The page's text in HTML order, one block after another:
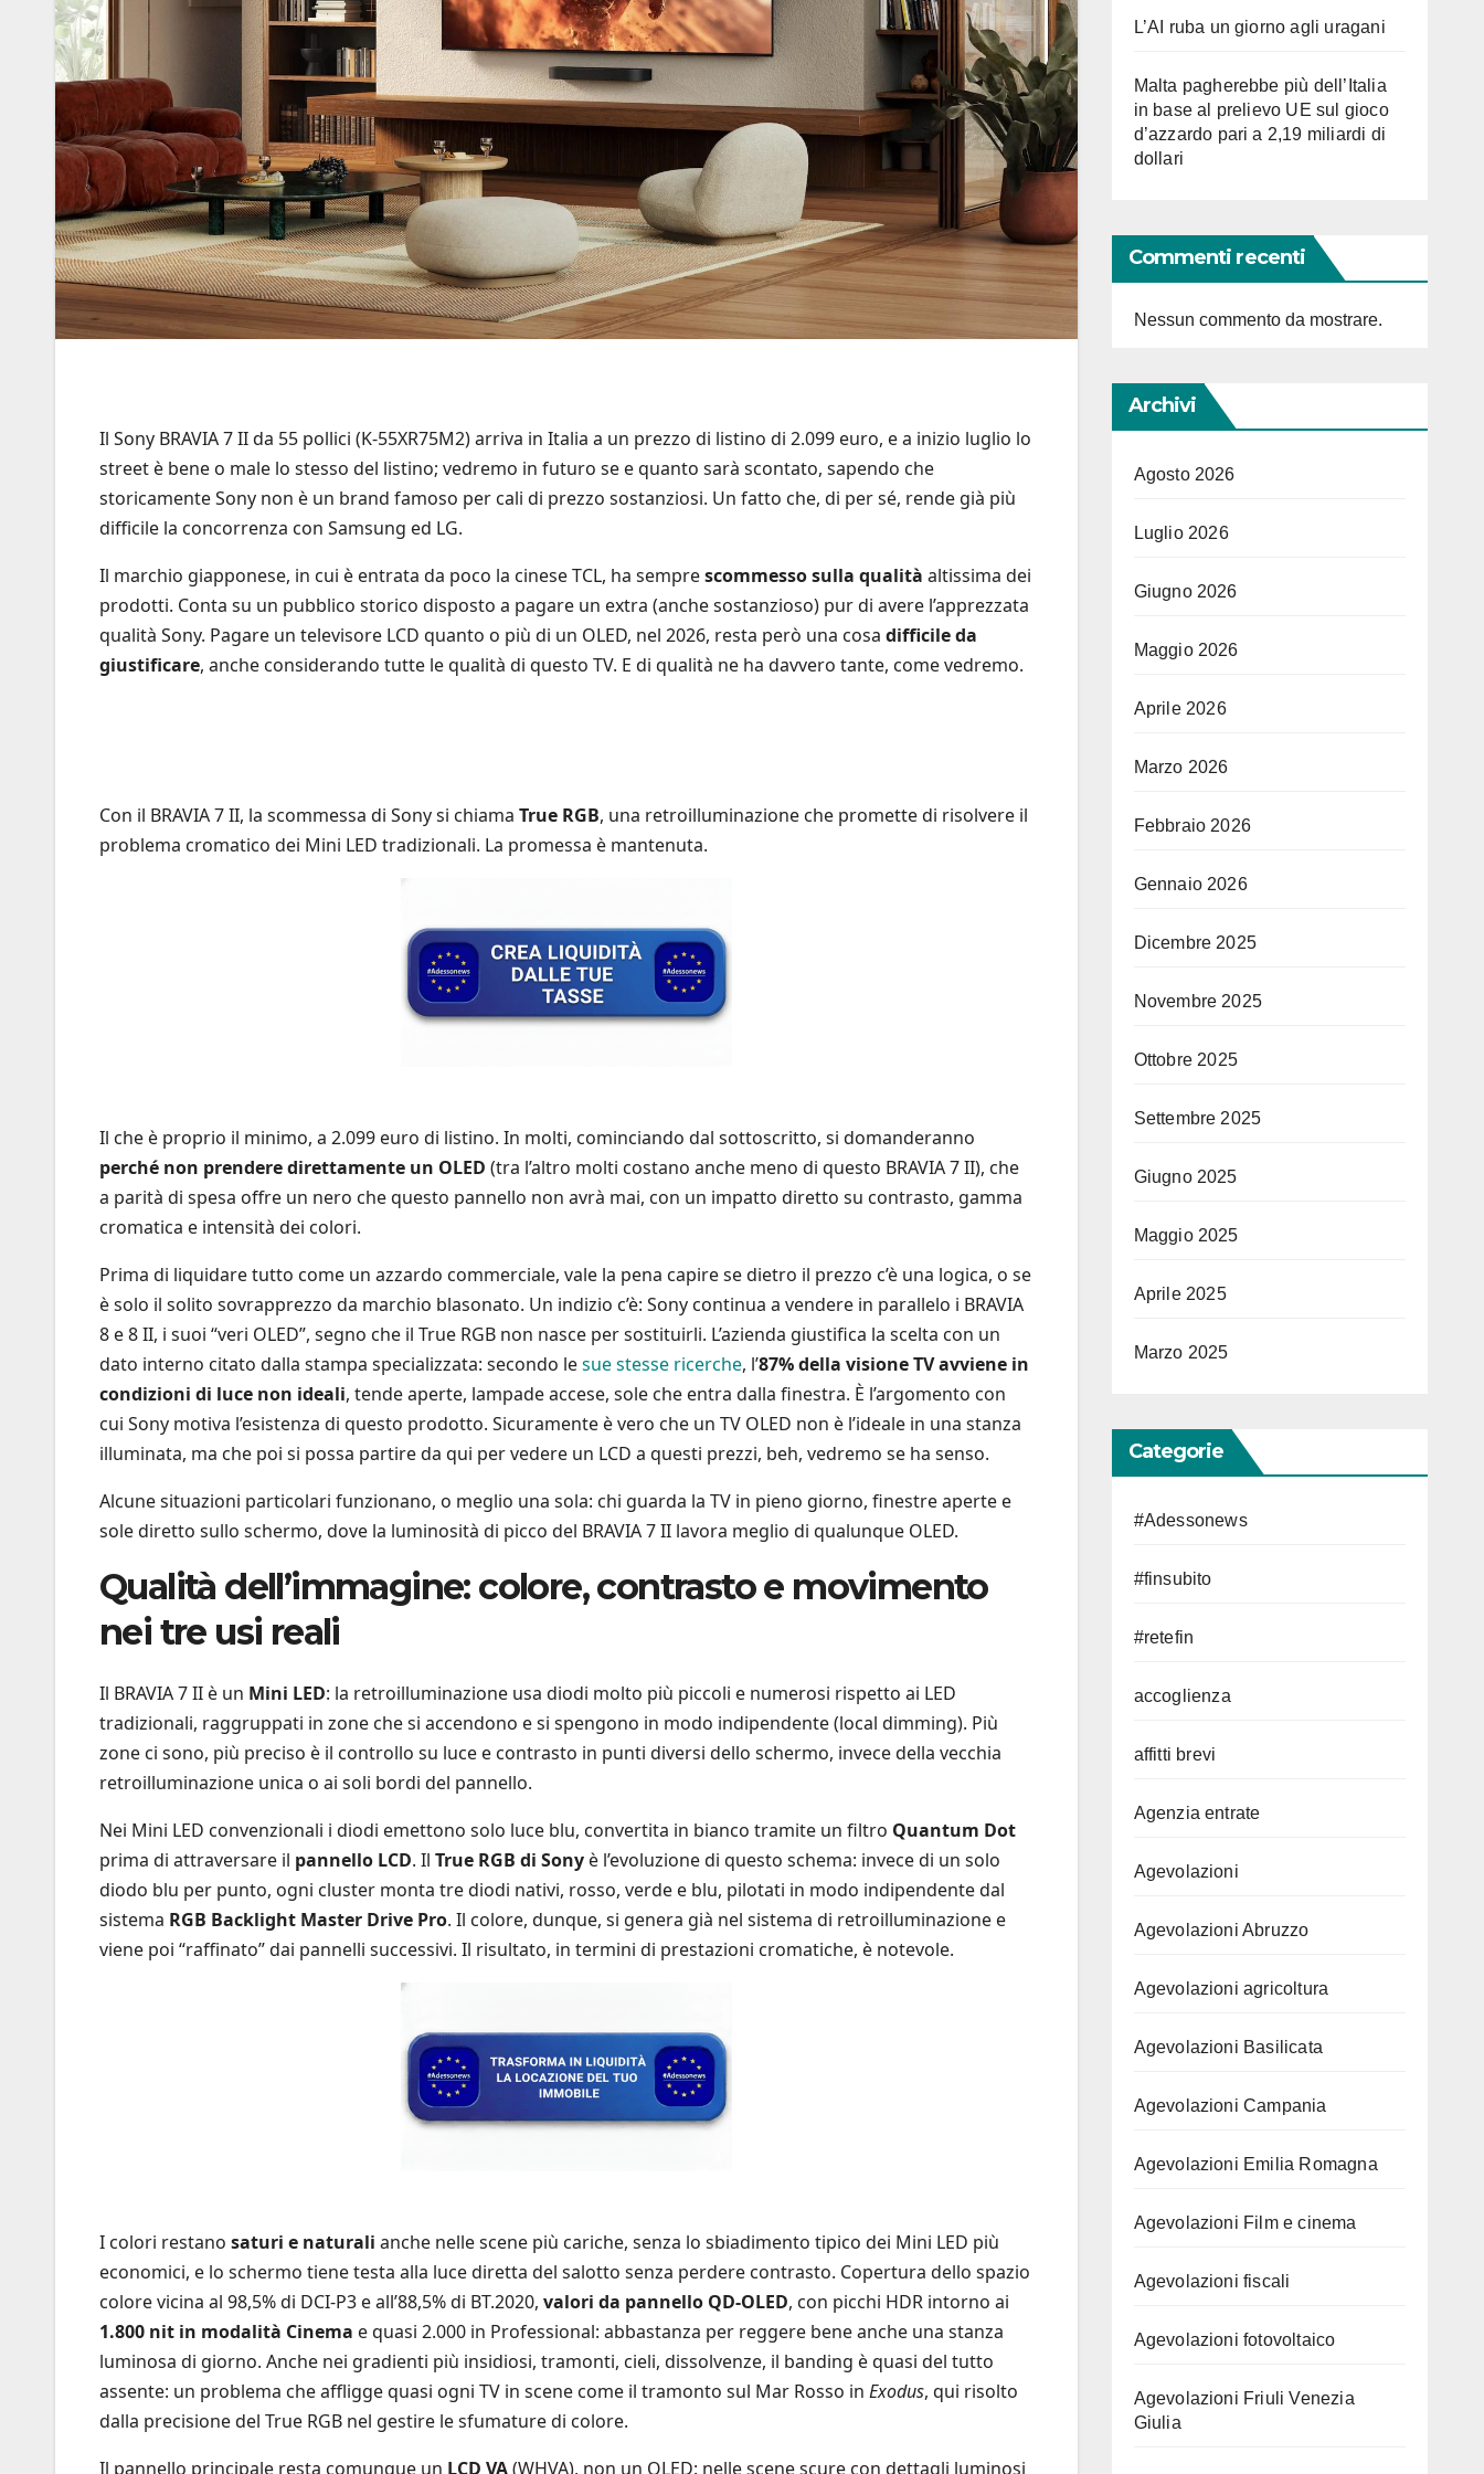
Il Sony BRAVIA 7 II da 55 pollici (K-55XR75M2) arriva in Italia a un prezzo di listino di 2.099 euro, e a inizio luglio lo
street è bene o male lo stesso del listino; vedremo in futuro se e quanto sarà scontato, sapendo che
storicamente Sony non è un brand famoso per cali di prezzo sostanziosi. Un fatto che, di per sé, rende già più
difficile la concorrenza con Samsung ed LG.
Il marchio giapponese, in cui è entrata da poco la cinese TCL, ha semprescommesso sulla qualità altissima dei
prodotti. Conta su un pubblico storico disposto a pagare un extra (anche sostanzioso) pur di avere l’apprezzata
qualità Sony. Pagare un televisore LCD quanto o più di un OLED, nel 2026, resta però una cosa difficile da
giustificare, anche considerando tutte le qualità di questo TV. E di qualità ne ha davvero tante, come vedremo.
Con il BRAVIA 7 II, la scommessa di Sony si chiama True RGB, una retroilluminazione che promette di risolvere il
problema cromatico dei Mini LED tradizionali. La promessa è mantenuta.
Il che è proprio il minimo, a 2.099 euro di listino. In molti, cominciando dal sottoscritto, si domanderanno
perché non prendere direttamente un OLED (tra l’altro molti costano anche meno di questo BRAVIA 7 II), che
a parità di spesa offre un nero che questo pannello non avrà mai, con un impatto diretto su contrasto, gamma
cromatica e intensità dei colori.
Prima di liquidare tutto come un azzardo commerciale, vale la pena capire se dietro il prezzo c’è una logica, o se
è solo il solito sovrapprezzo da marchio blasonato. Un indizio c’è: Sony continua a vendere in parallelo i BRAVIA
8 e 8 II, i suoi “veri OLED”, segno che il True RGB non nasce per sostituirli. L’azienda giustifica la scelta con un
dato interno citato dalla stampa specializzata: secondo lesue stesse ricerche, l’87% della visione TV avviene in
condizioni di luce non ideali, tende aperte, lampade accese, sole che entra dalla finestra. È l’argomento con
cui Sony motiva l’esistenza di questo prodotto. Sicuramente è vero che un TV OLED non è l’ideale in una stanza
illuminata, ma che poi si possa partire da qui per vedere un LCD a questi prezzi, beh, vedremo se ha senso.
Alcune situazioni particolari funzionano, o meglio una sola: chi guarda la TV in pieno giorno, finestre aperte e
sole diretto sullo schermo, dove la luminosità di picco del BRAVIA 7 II lavora meglio di qualunque OLED.
Qualità dell’immagine: colore, contrasto e movimento
nei tre usi reali
Il BRAVIA 7 II è un Mini LED: la retroilluminazione usa diodi molto più piccoli e numerosi rispetto ai LED
tradizionali, raggruppati in zone che si accendono e si spengono in modo indipendente (local dimming). Più
zone ci sono, più preciso è il controllo su luce e contrasto in punti diversi dello schermo, invece della vecchia
retroilluminazione unica o ai soli bordi del pannello.
Nei Mini LED convenzionali i diodi emettono solo luce blu, convertita in bianco tramite un filtro Quantum Dot
prima di attraversare il pannello LCD. Il True RGB di Sony è l’evoluzione di questo schema: invece di un solo
diodo blu per punto, ogni cluster monta tre diodi nativi, rosso, verde e blu, pilotati in modo indipendente dal
sistema RGB Backlight Master Drive Pro. Il colore, dunque, si genera già nel sistema di retroilluminazione e
viene poi “raffinato” dai pannelli successivi. Il risultato, in termini di prestazioni cromatiche, è notevole.
I colori restano saturi e naturali anche nelle scene più cariche, senza lo sbiadimento tipico dei Mini LED più
economici, e lo schermo tiene testa alla luce diretta del salotto senza perdere contrasto. Copertura dello spazio
colore vicina al 98,5% di DCI-P3 e all’88,5% di BT.2020, valori da pannello QD-OLED, con picchi HDR intorno ai
1.800 nit in modalità Cinema e quasi 2.000 in Professional: abbastanza per reggere bene anche una stanza
luminosa di giorno. Anche nei gradienti più insidiosi, tramonti, cieli, dissolvenze, il banding è quasi del tutto
assente: un problema che affligge quasi ogni TV in scene come il tramonto sul Mar Rosso in Exodus, qui risolto
dalla precisione del True RGB nel gestire le sfumature di colore.
Il pannello principale resta comunque un LCD VA(WHVA), non un OLED: nelle scene scure con dettagli luminosi
L’AI ruba un giorno agli uragani
Malta pagherebbe più dell’Italia
in base al prelievo UE sul gioco
d’azzardo pari a 2,19 miliardi di
dollari
Commenti recenti
Nessun commento da mostrare.
Archivi
Agosto 2026
Luglio 2026
Giugno 2026
Maggio 2026
Aprile 2026
Marzo 2026
Febbraio 2026
Gennaio 2026
Dicembre 2025
Novembre 2025
Ottobre 2025
Settembre 2025
Giugno 2025
Maggio 2025
Aprile 2025
Marzo 2025
Categorie
#Adessonews
#finsubito
#retefin
accoglienza
affitti brevi
Agenzia entrate
Agevolazioni
Agevolazioni Abruzzo
Agevolazioni agricoltura
Agevolazioni Basilicata
Agevolazioni Campania
Agevolazioni Emilia Romagna
Agevolazioni Film e cinema
Agevolazioni fiscali
Agevolazioni fotovoltaico
Agevolazioni Friuli Venezia
Giulia